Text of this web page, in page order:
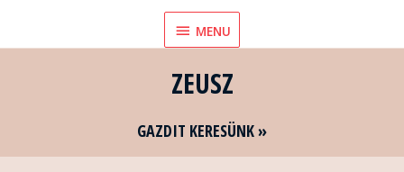
MENU
MENU
ZEUSZ
GAZDIT KERESÜNK »